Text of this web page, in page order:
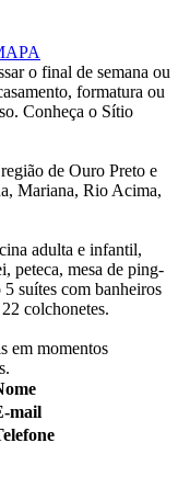
o final de semana ou
formatura ou
Conheça o Sítio
de Ouro Preto e
Mariana, Rio Acima,
adulta e infantil,
peteca, mesa de ping-
suítes com banheiros
colchonetes.
em momentos
mail